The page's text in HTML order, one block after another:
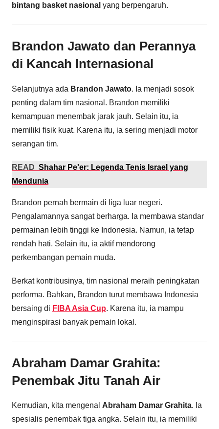
bintang basket nasional yang berpengaruh.
Brandon Jawato dan Perannya
di Kancah Internasional
Selanjutnya ada Brandon Jawato. Ia menjadi sosok
penting dalam tim nasional. Brandon memiliki
kemampuan menembak jarak jauh. Selain itu, ia
memiliki fisik kuat. Karena itu, ia sering menjadi motor
serangan tim.
READ Shahar Pe'er: Legenda Tenis Israel yang
Mendunia
Brandon pernah bermain di liga luar negeri.
Pengalamannya sangat berharga. Ia membawa standar
permainan lebih tinggi ke Indonesia. Namun, ia tetap
rendah hati. Selain itu, ia aktif mendorong
perkembangan pemain muda.
Berkat kontribusinya, tim nasional meraih peningkatan
performa. Bahkan, Brandon turut membawa Indonesia
bersaing di FIBA Asia Cup. Karena itu, ia mampu
menginspirasi banyak pemain lokal.
Abraham Damar Grahita:
Penembak Jitu Tanah Air
Kemudian, kita mengenal Abraham Damar Grahita. Ia
spesialis penembak tiga angka. Selain itu, ia memiliki